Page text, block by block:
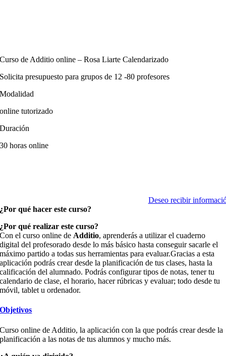
Curso de Additio online – Rosa Liarte Calendarizado
Solicita presupuesto para grupos de 12 -80 profesores
Modalidad
online tutorizado
Duración
30 horas online
Deseo recibir
¿Por qué hacer este curso?
¿Por qué realizar este curso?
Con el curso online de Additio, aprenderás a utilizar el cuaderno
digital del profesorado desde lo más básico hasta conseguir sacarle el
máximo partido a todas sus herramientas para evaluar.Gracias a esta
aplicación podrás crear desde la planificación de tus clases, hasta la
calificación del alumnado. Podrás configurar tipos de notas, tener tu
calendario de clase, el horario, hacer rúbricas y evaluar; todo desde tu
móvil, tablet u ordenador.
Objetivos
Curso online de Additio, la aplicación con la que podrás crear desde la
planificación a las notas de tus alumnos y mucho más.